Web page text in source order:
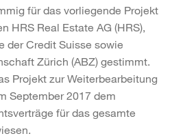
für das vorliegende Projekt
HRS Real Estate AG (HRS),
der Credit Suisse sowie
Zürich (ABZ) gestimmt.
Projekt zur Weiterbearbeitung
September 2017 dem
für das gesamte